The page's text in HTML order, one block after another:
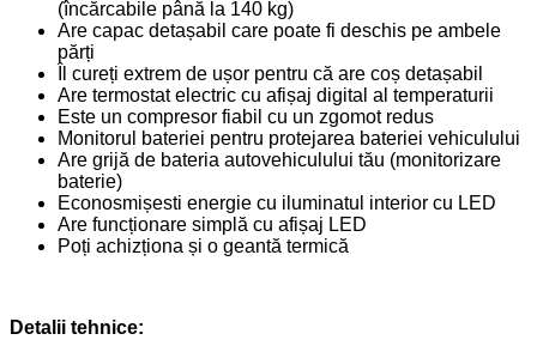
(încărcabile până la 140 kg)
Are capac detașabil care poate fi deschis pe ambele
părți
Îl cureți extrem de ușor pentru că are coș detașabil
Are termostat electric cu afișaj digital al temperaturii
Este un compresor fiabil cu un zgomot redus
Monitorul bateriei pentru protejarea bateriei vehiculului
Are grijă de bateria autovehiculului tău (monitorizare
baterie)
Econosmișesti energie cu iluminatul interior cu LED
Are funcționare simplă cu afișaj LED
Poți achizționa și o geantă termică
Detalii tehnice: